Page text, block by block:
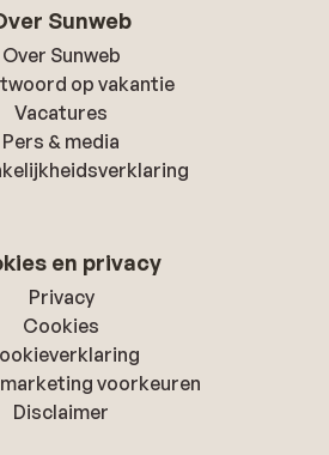
Sunweb
Over Sunweb
op vakantie
Vacatures
Pers & media
en privacy
Privacy
Cookies
voorkeuren
Disclaimer